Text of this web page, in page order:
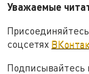
Уважаемые
соцсетях
Подписывайтесь